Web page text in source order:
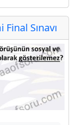
Sınavı